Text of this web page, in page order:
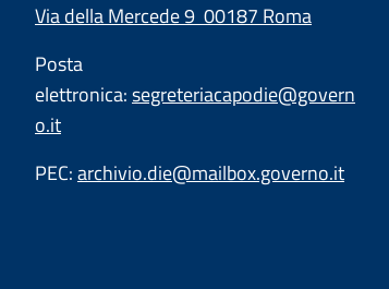
Via della Mercede 9 00187 Roma
Posta
elettronica:segreteriacapodie@govern
o.it
PEC:archivio.die@mailbox.governo.it